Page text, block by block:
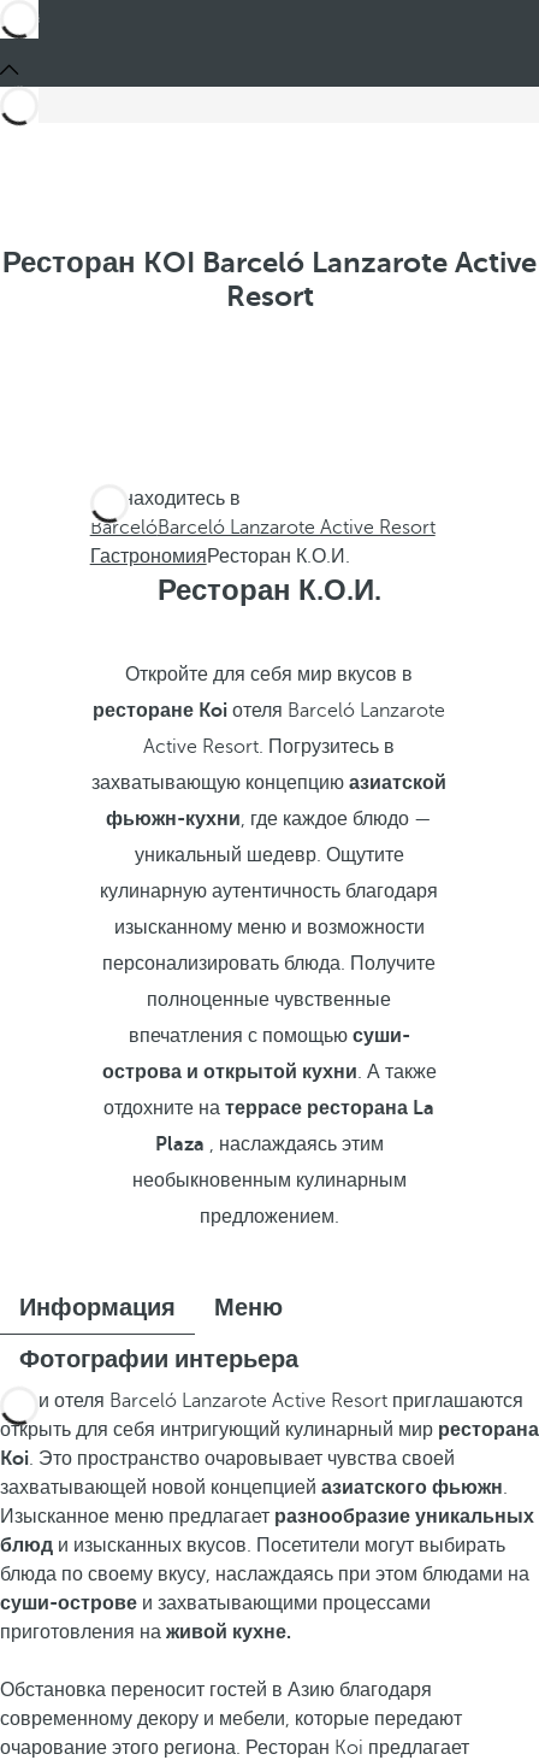
Ресторан KOI Barceló Lanzarote Active
Resort
Вы находитесь в
BarcelóBarceló Lanzarote Active Resort
ГастрономияРесторан К.О.И.
Ресторан К.О.И.
Откройте для себя мир вкусов в
ресторане Koi отеля Barceló Lanzarote
Active Resort. Погрузитесь в
захватывающую концепциюазиатской
фьюжн-кухни, где каждое блюдо —
уникальный шедевр. Ощутите
кулинарную аутентичность благодаря
изысканному меню и возможности
персонализировать блюда. Получите
полноценные чувственные
впечатления с помощью суши-
острова и открытой кухни. А также
отдохните натеррасе ресторана La
Plaza , наслаждаясь этим
необыкновенным кулинарным
предложением.
Информация
Меню
Фотографии интерьера
Гости отеля Barceló Lanzarote Active Resort приглашаются
открыть для себя интригующий кулинарный мир ресторана
Koi. Это пространство очаровывает чувства своей
захватывающей новой концепцией азиатского фьюжн.
Изысканное меню предлагает разнообразие уникальных
блюд и изысканных вкусов. Посетители могут выбирать
блюда по своему вкусу, наслаждаясь при этом блюдами на
суши-острове и захватывающими процессами
приготовления на живой кухне.
Обстановка переносит гостей в Азию благодаря
современному декору и мебели, которые передают
очарование этого региона. Ресторан Koi предлагает